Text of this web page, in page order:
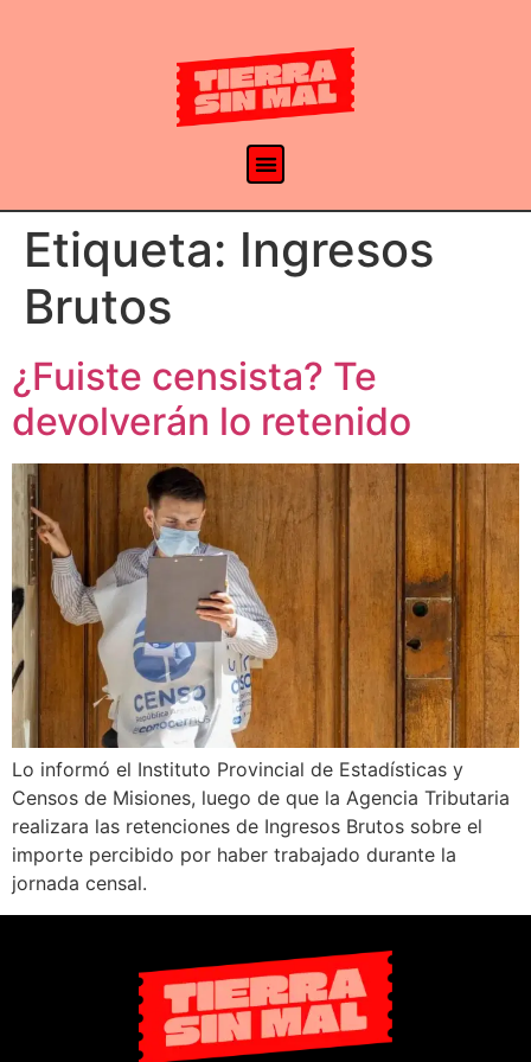
Etiqueta: Ingresos
Brutos
¿Fuiste censista? Te
devolverán lo retenido
Lo informó el Instituto Provincial de Estadísticas y
Censos de Misiones, luego de que la Agencia Tributaria
realizara las retenciones de Ingresos Brutos sobre el
importe percibido por haber trabajado durante la
jornada censal.